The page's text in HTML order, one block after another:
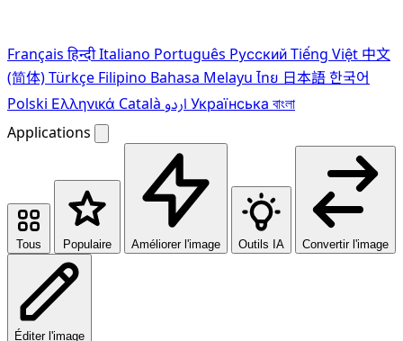
Français हिन्दीItaliano Português PусскийTiếng Việt 中文
(简体)Türkçe Filipino Bahasa Melayu ไทย 日本語한국어
Polski Ελληνικά Català Українська বাংলা
Applications
Tous Populaire Améliorer l'image Outils IA Convertir l'image
Éditer l'image